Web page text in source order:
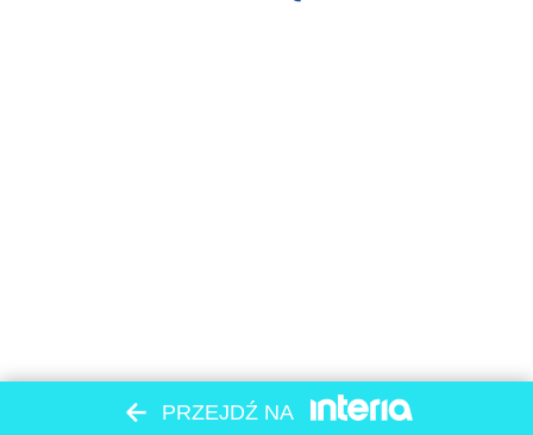
PRZEJDŹ NA